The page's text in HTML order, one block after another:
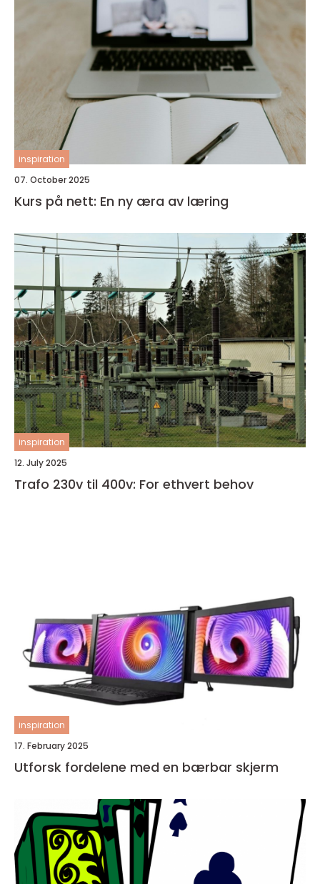
inspiration
07. October 2025
Kurs på nett: En ny æra av læring
inspiration
12. July 2025
Trafo 230v til 400v: For ethvert behov
inspiration
17. February 2025
Utforsk fordelene med en bærbar skjerm